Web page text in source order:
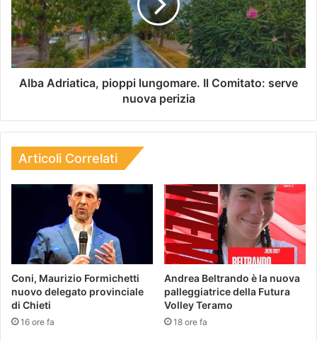
Alba Adriatica, pioppi lungomare. Il Comitato: serve
nuova perizia
Articoli Correlati
Coni, Maurizio Formichetti
nuovo delegato provinciale
di Chieti
16 ore fa
Andrea Beltrando è la nuova
palleggiatrice della Futura
Volley Teramo
18 ore fa